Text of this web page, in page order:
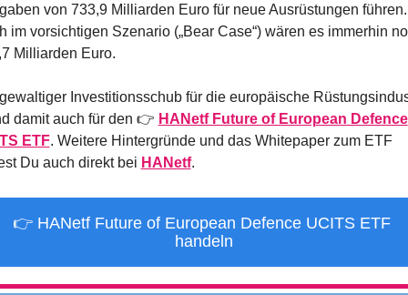
von 733,9 Milliarden Euro für neue Ausrüstungen führen.
im vorsichtigen Szenario („Bear Case“) wären es immerhin
Milliarden Euro.
Investitionsschub für die europäische
damit auch für den 👉 HANetf Future of European Defence
ETF. Weitere Hintergründe und das Whitepaper zum ETF
Du auch direkt bei HANetf.
👉 HANetf Future of European Defence UCITS ETF
handeln